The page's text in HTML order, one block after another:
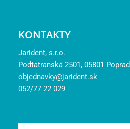
KONTAKTY
Jarident, s.r.o.
Podtatranská 2501, 05801 Poprad
objednavky@jarident.sk
052/77 22 029